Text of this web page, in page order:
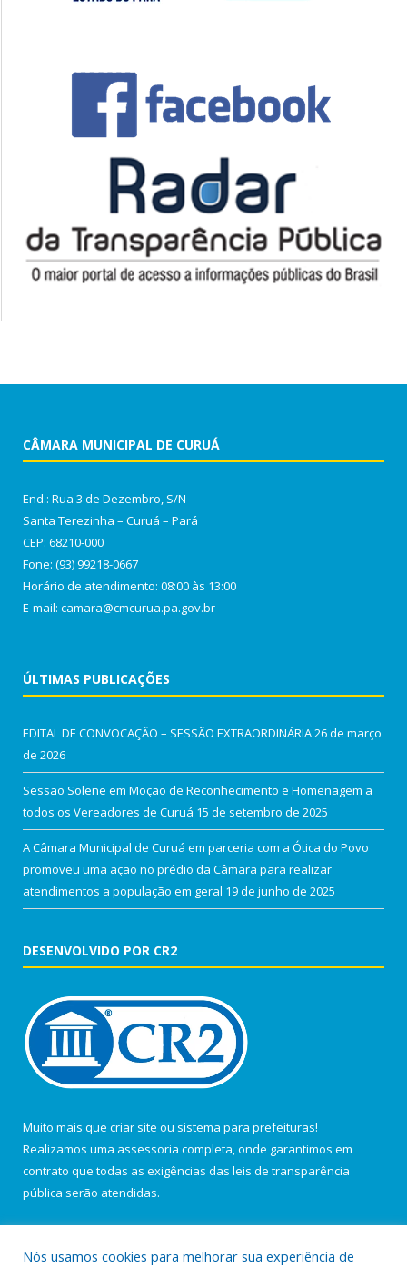
CÂMARA MUNICIPAL DE CURUÁ
End.: Rua 3 de Dezembro, S/N
Santa Terezinha – Curuá – Pará
CEP: 68210-000
Fone: (93) 99218-0667
Horário de atendimento: 08:00 às 13:00
E-mail: camara@cmcurua.pa.gov.br
ÚLTIMAS PUBLICAÇÕES
EDITAL DE CONVOCAÇÃO – SESSÃO EXTRAORDINÁRIA26 de março
de 2026
Sessão Solene em Moção de Reconhecimento e Homenagem a
todos os Vereadores de Curuá 15 de setembro de 2025
A Câmara Municipal de Curuá em parceria com a Ótica do Povo
promoveu uma ação no prédio da Câmara para realizar
atendimentos a população em geral 19 de junho de 2025
DESENVOLVIDO POR CR2
Muito mais que criar site ou sistema para prefeituras!
Realizamos uma assessoria completa, onde garantimos em
contrato que todas as exigências das leis de transparência
pública serão atendidas.
Nós usamos cookies para melhorar sua experiência de